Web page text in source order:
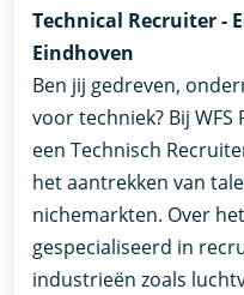
Technical Recruiter -
Eindhoven
Ben jij gedreven,
voor techniek? Bij WFS
een Technisch
het aantrekken van
nichemarkten. Over
gespecialiseerd in
industrieën zoals